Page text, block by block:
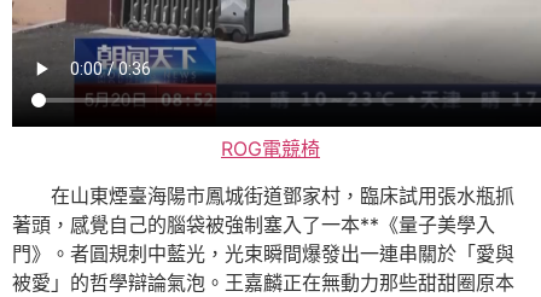
ROG電競椅
在山東煙臺海陽市鳳城街道鄧家村，臨床試用張水瓶抓
著頭，感覺自己的腦袋被強制塞入了一本**《量子美學入
門》。者圓規刺中藍光，光束瞬間爆發出一連串關於「愛與
被愛」的哲學辯論氣泡。王嘉麟正在無動力那些甜甜圈原本